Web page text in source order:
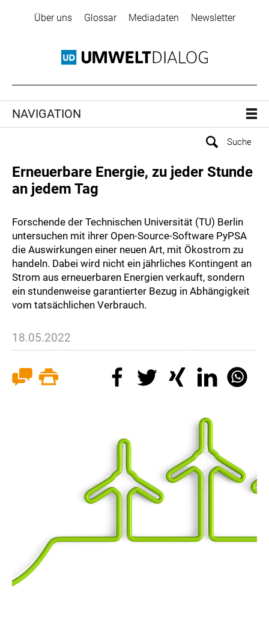
Über uns Glossar Mediadaten Newsletter
NAVIGATION
Erneuerbare Energie, zu jeder Stunde
an jedem Tag
Forschende der Technischen Universität (TU) Berlin
untersuchen mit ihrer Open-Source-Software PyPSA
die Auswirkungen einer neuen Art, mit Ökostrom zu
handeln. Dabei wird nicht ein jährliches Kontingent an
Strom aus erneuerbaren Energien verkauft, sondern
ein stundenweise garantierter Bezug in Abhängigkeit
vom tatsächlichen Verbrauch.
18.05.2022